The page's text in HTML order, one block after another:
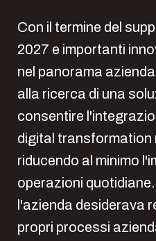
Con il termine del
2027 e importanti
nel panorama
alla ricerca di una
consentire
digital transformation
riducendo al minimo
operazioni
l'azienda desiderava
propri processi